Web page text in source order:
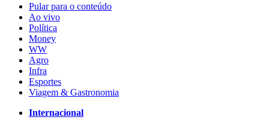
Pular para o conteúdo
Ao vivo
Política
Money
WW
Agro
Infra
Esportes
Viagem & Gastronomia
Internacional